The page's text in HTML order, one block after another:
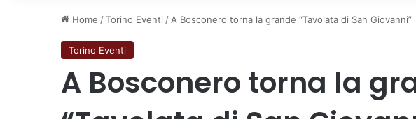
Home /Torino Eventi / A Bosconero torna la grande “Tavolata di San Giovanni”
Torino Eventi
A Bosconero torna la